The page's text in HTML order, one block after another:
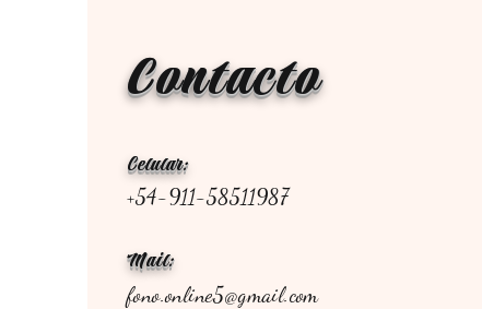
Contacto
Celular:
+54-911-58511987
Mail:
fono.online5@gmail.com